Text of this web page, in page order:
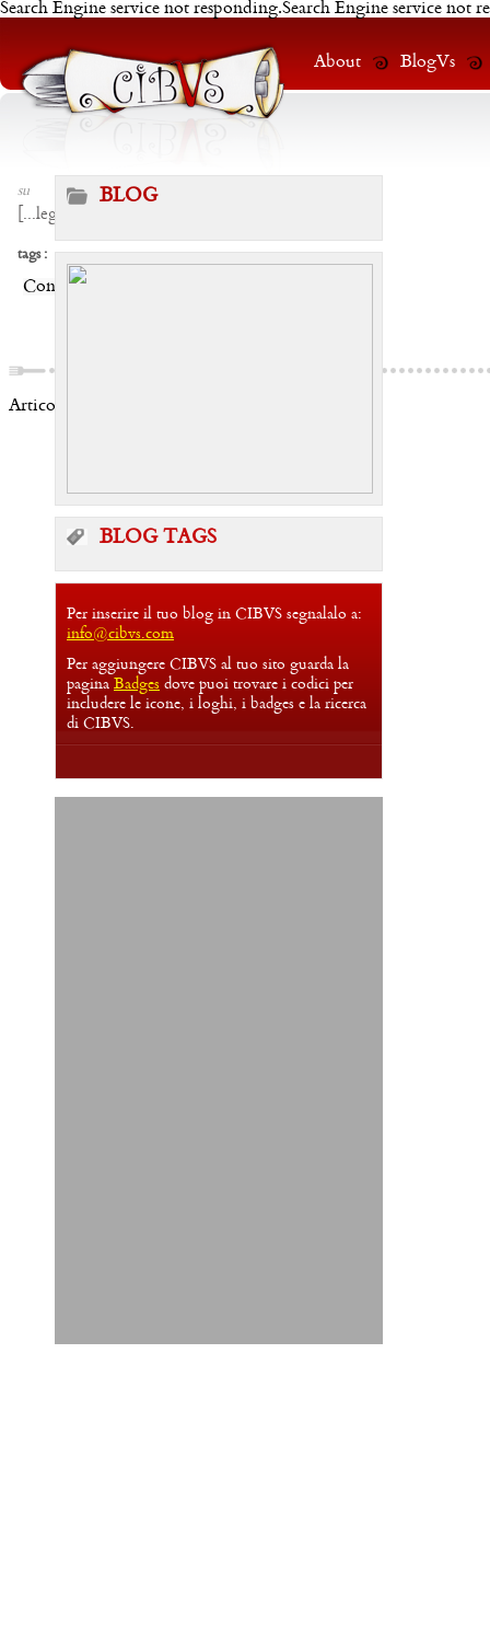
Search Engine service not responding.Search Engine service not
About BlogVs
su
...leggi
tags :
Condividi:
Articoli correlati:
BLOG
BLOG TAGS
Per inserire il tuo blog in CIBVS segnalalo a:
info@cibvs.com
Per aggiungere CIBVS al tuo sito guarda la
pagina Badges dove puoi trovare i codici per
includere le icone, i loghi, i badges e la ricerca
di CIBVS.